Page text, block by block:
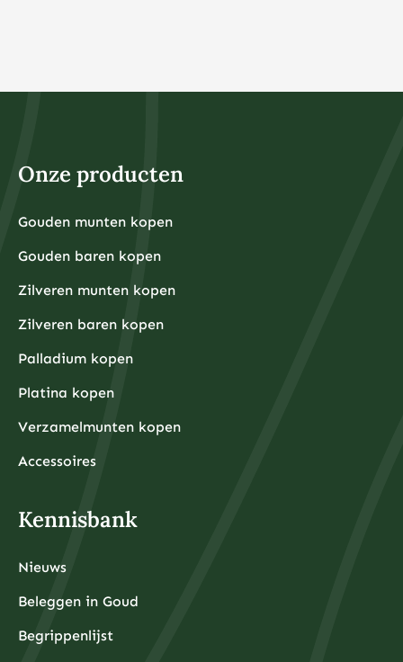
Onze producten
Gouden munten kopen
Gouden baren kopen
Zilveren munten kopen
Zilveren baren kopen
Palladium kopen
Platina kopen
Verzamelmunten kopen
Accessoires
Kennisbank
Nieuws
Beleggen in Goud
Begrippenlijst